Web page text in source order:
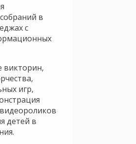
в
с
игр,
детей в